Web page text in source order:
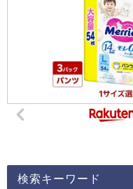
検索キーワード